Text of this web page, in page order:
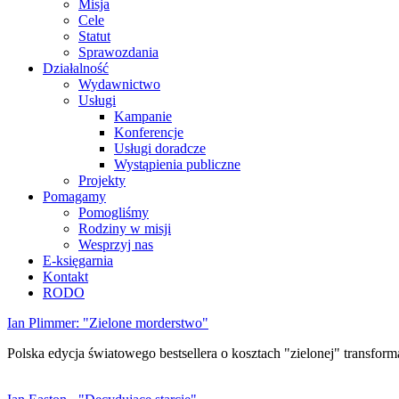
Misja
Cele
Statut
Sprawozdania
Działalność
Wydawnictwo
Usługi
Kampanie
Konferencje
Usługi doradcze
Wystąpienia publiczne
Projekty
Pomagamy
Pomogliśmy
Rodziny w misji
Wesprzyj nas
E-księgarnia
Kontakt
RODO
Ian Plimmer: "Zielone morderstwo"
Polska edycja światowego bestsellera o kosztach "zielonej"